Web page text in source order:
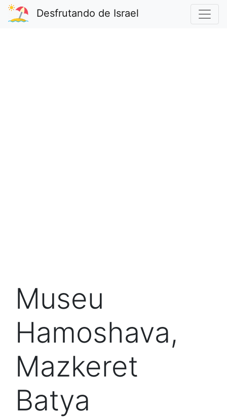
Desfrutando de Israel
Museu
Hamoshava,
Mazkeret
Batya